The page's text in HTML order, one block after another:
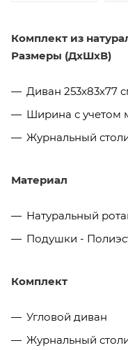
Комплект из
Размеры (ДхШхВ)
Диван 253x83x77
Ширина с учетом
Журнальный
Материал
Натуральный
Подушки -
Комплект
Угловой диван
Журнальный